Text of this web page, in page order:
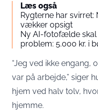
Læs også
Rygterne har svirret:
vækker opsigt
Ny AI-fotofælde
problem: 5.000 kr. i
“Jeg ved ikke engang,
var på arbejde,” siger
hjem ved halv tolv,
hjemme.